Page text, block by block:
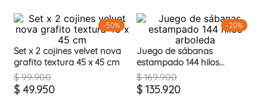
-50%
Set x 2 cojines velvet nova
grafito textura 45 x 45 cm
$ 99.900
$ 49.950
-20%
Juego de sábanas
estampado 144 hilos
arboleda
$ 169.900
$ 135.920